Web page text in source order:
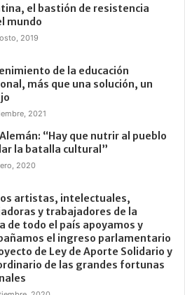
el bastión de resistencia
mundo
2019
de la educación
más que una solución, un
2021
“Hay que nutrir al pueblo
la batalla cultural”
2020
artistas, intelectuales,
y trabajadores de la
de todo el país apoyamos y
el ingreso parlamentario
de Ley de Aporte Solidario y
de las grandes fortunas